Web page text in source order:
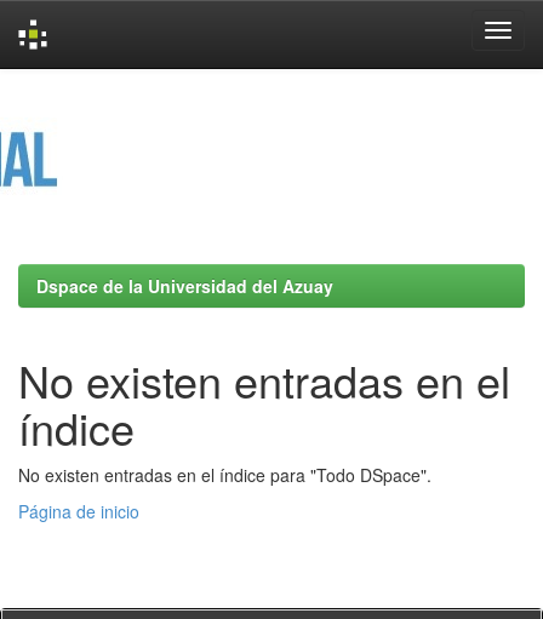
Dspace de la Universidad del Azuay
No existen entradas en el
índice
No existen entradas en el índice para "Todo DSpace".
Página de inicio